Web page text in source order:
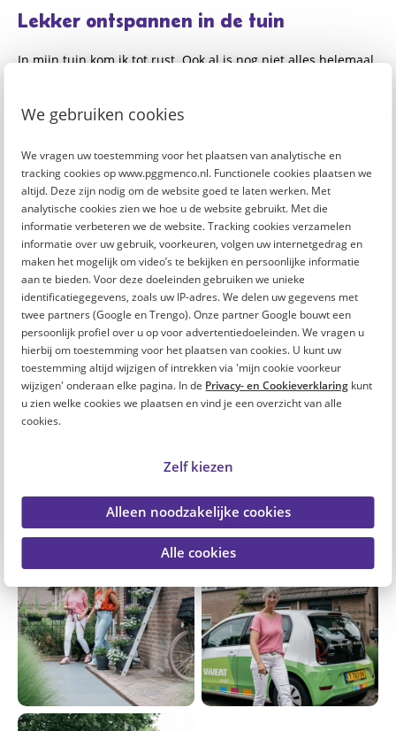
We gebruiken cookies
We vragen uw toestemming voor het plaatsen van analytische en
tracking cookies op www.pggmenco.nl. Functionele cookies plaatsen we
altijd. Deze zijn nodig om de website goed te laten werken. Met
analytische cookies zien we hoe u de website gebruikt. Met die
informatie verbeteren we de website. Tracking cookies verzamelen
informatie over uw gebruik, voorkeuren, volgen uw internetgedrag en
maken het mogelijk om video’s te bekijken en persoonlijke informatie
aan te bieden. Voor deze doeleinden gebruiken we unieke
identificatiegegevens, zoals uw IP-adres. We delen uw gegevens met
twee partners (Google en Trengo). Onze partner Google bouwt een
persoonlijk profiel over u op voor advertentiedoeleinden. We vragen u
hierbij om toestemming voor het plaatsen van cookies. U kunt uw
toestemming altijd wijzigen of intrekken via 'mijn cookie voorkeur
wijzigen' onderaan elke pagina. In de Privacy- en Cookieverklaring kunt
u zien welke cookies we plaatsen en vind je een overzicht van alle
cookies.
Zelf kiezen
Alleen noodzakelijke cookies
Alle cookies
Lekker ontspannen in de tuin
In mijn tuin kom ik tot rust. Ook al is nog niet alles helemaal
een groot pluspunt, want daardoor kan ik eigenlijk altijd
Heerlijke plek
stappen sta ik in het park en de natuur. Ik heb hele fijne
dichtbij. Het is voor mij gewoon een fantastische plek.